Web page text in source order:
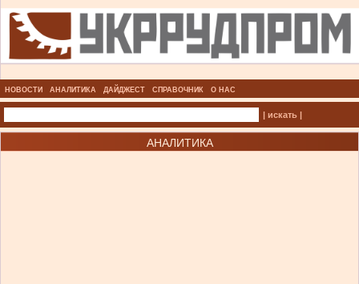
НОВОСТИ АНАЛИТИКА ДАЙДЖЕСТ СПРАВОЧНИК О НАС
| искать |
АНАЛИТИКА